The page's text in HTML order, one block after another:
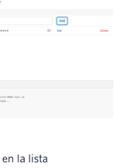
en la lista